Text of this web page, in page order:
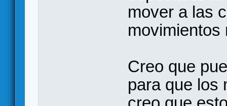
mover a las
movimientos
Creo que
para que los